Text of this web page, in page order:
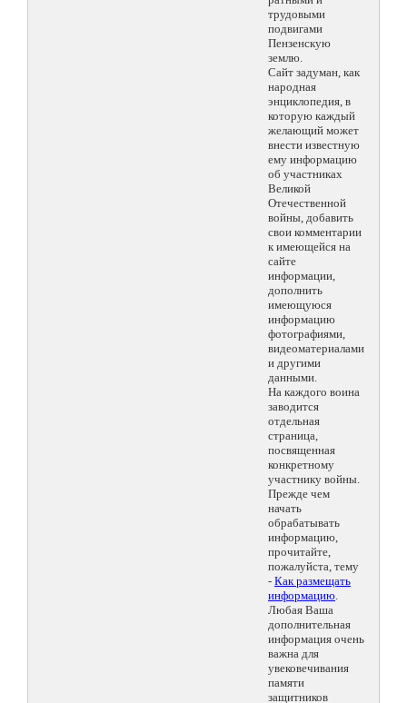
трудовыми
подвигами
Пензенскую
землю.
Сайт задуман, как
народная
энциклопедия, в
которую каждый
желающий может
внести известную
ему информацию
об участниках
Великой
Отечественной
войны, добавить
свои комментарии
к имеющейся на
сайте
информации,
дополнить
имеющуюся
информацию
фотографиями,
видеоматериалами
и другими
данными.
На каждого воина
заводится
отдельная
страница,
посвященная
конкретному
участнику войны.
Прежде чем
начать
обрабатывать
информацию,
прочитайте,
пожалуйста, тему
- Как размещать
информацию.
Любая Ваша
дополнительная
информация очень
важна для
увековечивания
памяти
защитников